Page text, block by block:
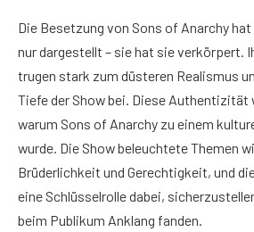
Die Besetzung von Sons of Anarchy
nur dargestellt – sie hat sie verkörpert.
trugen stark zum düsteren Realismus
Tiefe der Show bei. Diese Authentizität
warum Sons of Anarchy zu einem
wurde. Die Show beleuchtete Themen
Brüderlichkeit und Gerechtigkeit, und
eine Schlüsselrolle dabei,
beim Publikum Anklang fanden.